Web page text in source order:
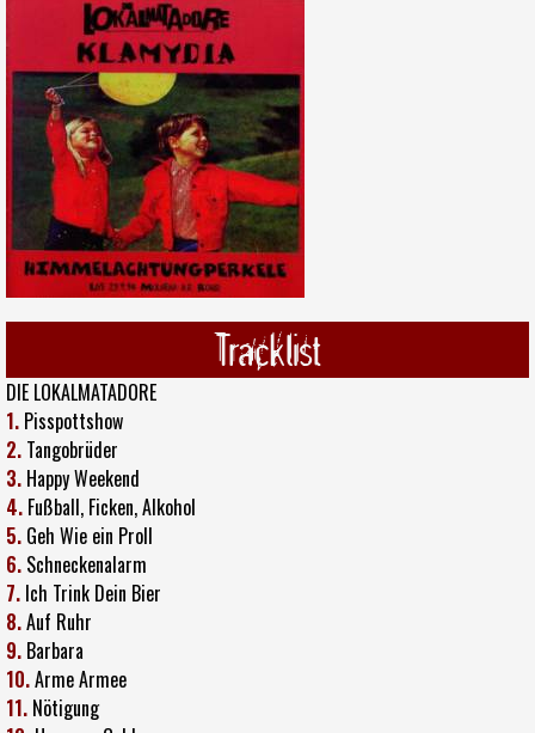
Tracklist
DIE LOKALMATADORE
1. Pisspottshow
2. Tangobrüder
3. Happy Weekend
4. Fußball, Ficken, Alkohol
5. Geh Wie ein Proll
6. Schneckenalarm
7. Ich Trink Dein Bier
8.Auf Ruhr
9. Barbara
10.Arme Armee
11. Nötigung